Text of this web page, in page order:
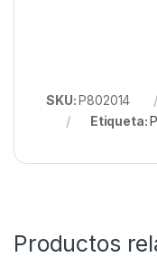
SKU:P802014
Etiqueta:
Productos